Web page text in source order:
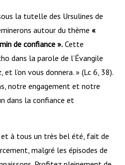
la tutelle des Ursulines de
autour du thème«
de confiance ». Cette
dans la parole de l’Évangile
l’on vous donnera. » (Lc 6, 38).
notre engagement et notre
dans la confiance et
à tous un très bel été, fait de
malgré les épisodes de